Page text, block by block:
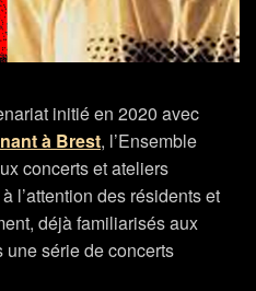
initié en 2020 avec
à Brest, l’Ensemble
concerts et ateliers
l’attention des résidents et
déjà familiarisés aux
une série de concerts